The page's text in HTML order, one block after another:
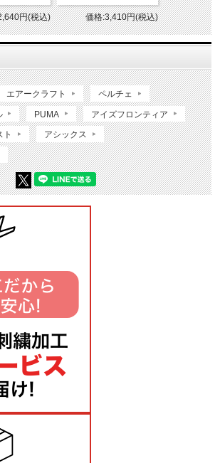
円(税込) 価格:3,410円(税込)
エアークラフト ペルチェ
PUMA アイズフロンティア
ト アシックス